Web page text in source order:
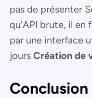
pas de présenter
qu'API brute, il en
par une interface
jours Création de
Conclusion